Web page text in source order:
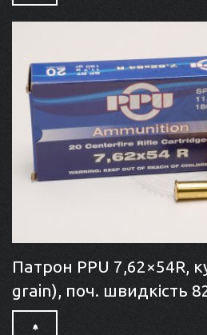
Патрон PPU 7,62×54R,
grain), поч. швидкість